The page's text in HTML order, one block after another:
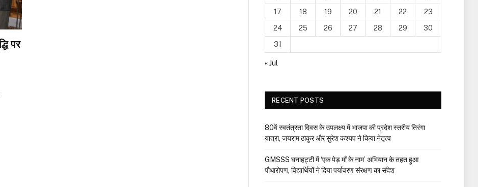
पर
17
18 19 20 21 22
23
24
25 26 27 28 29
30
31
« Jul
RECENT POSTS
80वें स्वतंत्रता दिवस के उपलक्ष्य में भाजपा की प्रदेश स्तरीय तिरंगा
यात्रा, जयराम ठाकुर और सुरेश कश्यप ने किया नेतृत्व
GMSSS घनाहट्टी में ‘एक पेड़ माँ के नाम’ अभियान के तहत हुआ
पौधारोपण, विद्यार्थियों ने दिया पर्यावरण संरक्षण का संदेश